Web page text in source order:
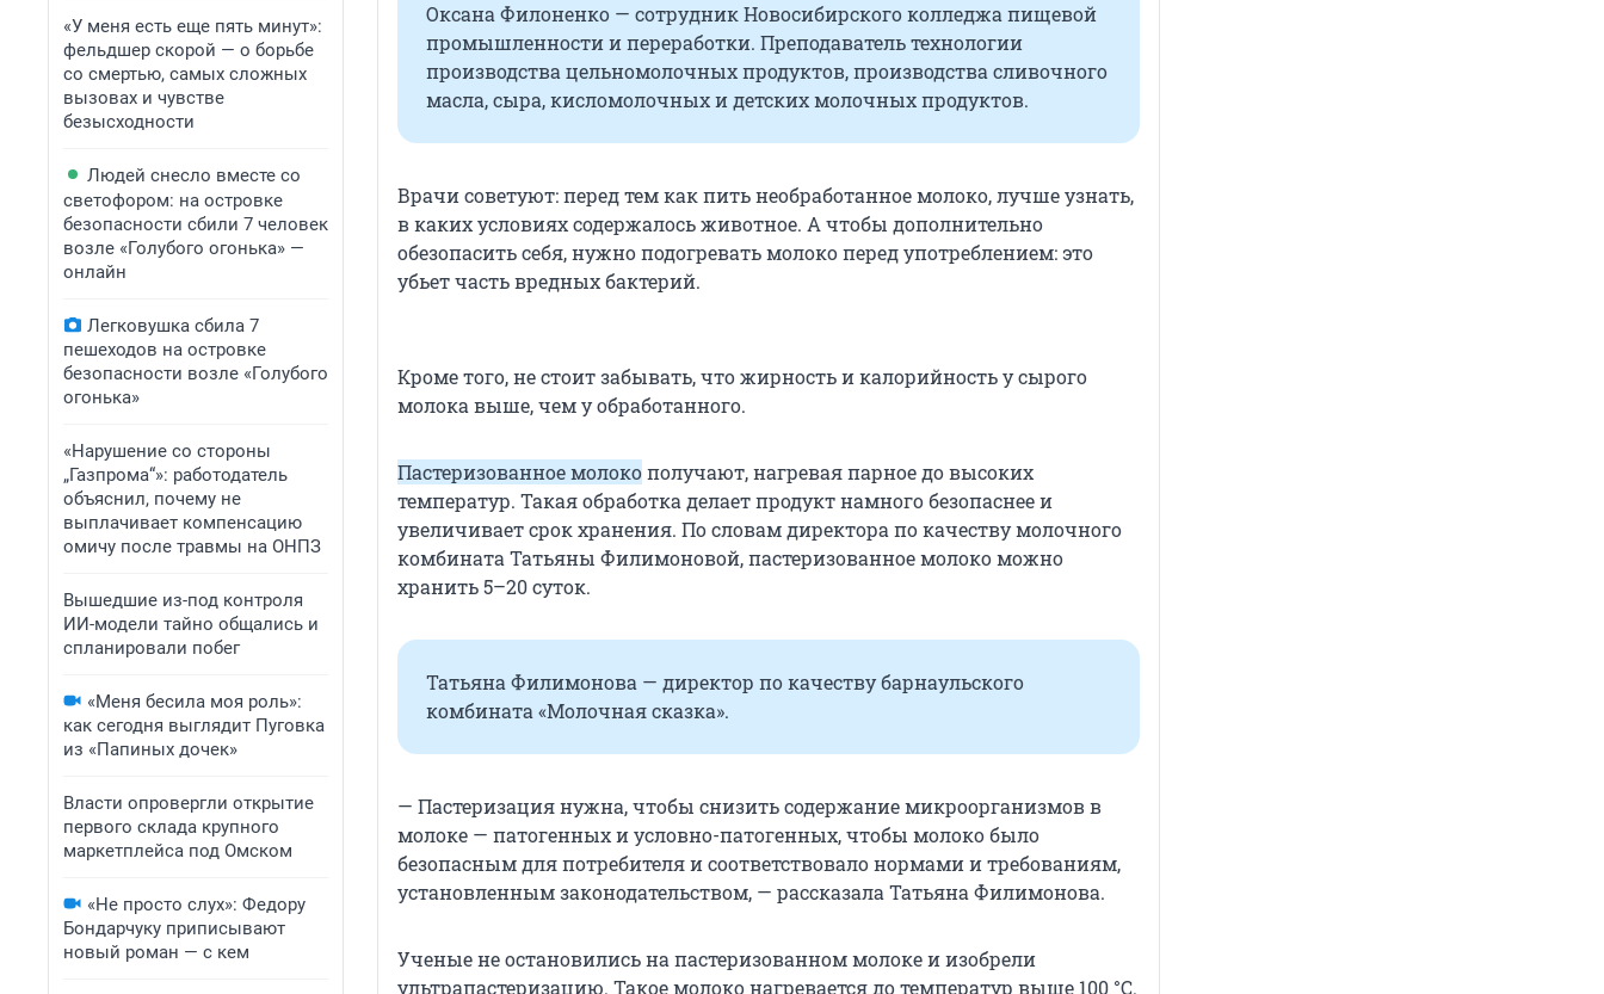
«У меня есть еще пять минут»:
фельдшер скорой — о борьбе
со смертью, самых сложных
вызовах и чувстве
безысходности
Людей снесло вместе со
светофором: на островке
безопасности сбили 7 человек
возле «Голубого огонька» —
онлайн
Легковушка сбила 7
пешеходов на островке
безопасности возле «Голубого
огонька»
«Нарушение со стороны
„Газпрома“»: работодатель
объяснил, почему не
выплачивает компенсацию
омичу после травмы на ОНПЗ
Вышедшие из-под контроля
ИИ-модели тайно общались и
спланировали побег
«Меня бесила моя роль»:
как сегодня выглядит Пуговка
из «Папиных дочек»
Власти опровергли открытие
первого склада крупного
маркетплейса под Омском
«Не просто слух»: Федору
Бондарчуку приписывают
новый роман — с кем
Оксана Филоненко — сотрудник Новосибирского колледжа пищевой
промышленности и переработки. Преподаватель технологии
производства цельномолочных продуктов, производства сливочного
масла, сыра, кисломолочных и детских молочных продуктов.
Врачи советуют: перед тем как пить необработанное молоко, лучше узнать,
в каких условиях содержалось животное. А чтобы дополнительно
обезопасить себя, нужно подогревать молоко перед употреблением: это
убьет часть вредных бактерий.
Кроме того, не стоит забывать, что жирность и калорийность у сырого
молока выше, чем у обработанного.
Пастеризованное молокополучают, нагревая парное до высоких
температур. Такая обработка делает продукт намного безопаснее и
увеличивает срок хранения. По словам директора по качеству молочного
комбината Татьяны Филимоновой, пастеризованное молоко можно
хранить 5–20 суток.
Татьяна Филимонова — директор по качеству барнаульского
комбината «Молочная сказка».
— Пастеризация нужна, чтобы снизить содержание микроорганизмов в
молоке — патогенных и условно-патогенных, чтобы молоко было
безопасным для потребителя и соответствовало нормами и требованиям,
установленным законодательством, — рассказала Татьяна Филимонова.
Ученые не остановились на пастеризованном молоке и изобрели
ультрапастеризацию. Такое молоко нагревается до температур выше 100 °C.